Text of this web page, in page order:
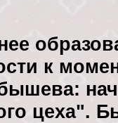
к
цеха".